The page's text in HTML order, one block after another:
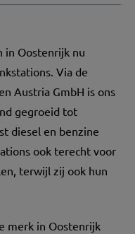
in Oostenrijk nu
Via de
Austria GmbH is ons
gegroeid tot
diesel en benzine
ook terecht voor
terwijl zij ook hun
merk in Oostenrijk